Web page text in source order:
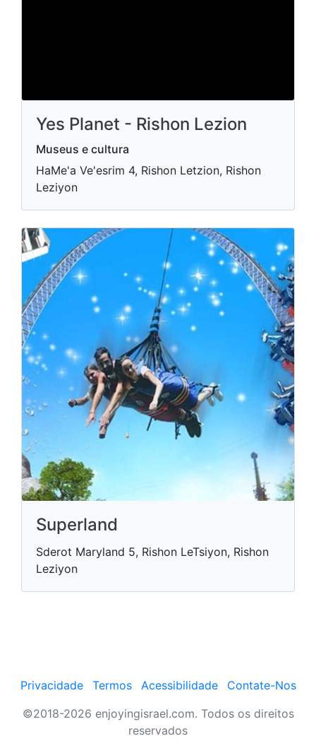
Yes Planet - Rishon Lezion
Museus e cultura
HaMe'a Ve'esrim 4, Rishon Letzion, Rishon
Leziyon
Superland
Sderot Maryland 5, Rishon LeTsiyon, Rishon
Leziyon
Privacidade Termos Acessibilidade
Contate-Nos
©2018-2026 enjoyingisrael.com. Todos os direitos
reservados